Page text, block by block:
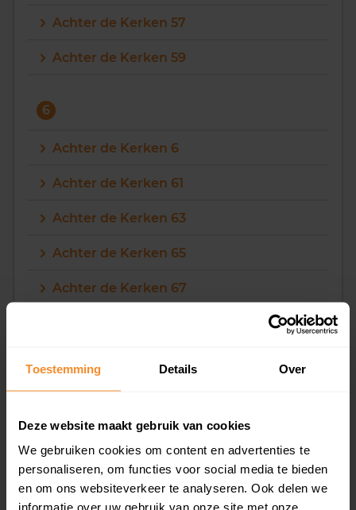
Toestemming Details Over
Deze website maakt gebruik van cookies
We gebruiken cookies om content en advertenties te
personaliseren, om functies voor social media te bieden
en om ons websiteverkeer te analyseren. Ook delen we
informatie over uw gebruik van onze site met onze
Achter de Kerken 57
Achter de Kerken 59
6
Achter de Kerken 6
Achter de Kerken 61
Achter de Kerken 63
Achter de Kerken 65
Achter de Kerken 67
7
Achter de Kerken 71
Achter de Kerken 73